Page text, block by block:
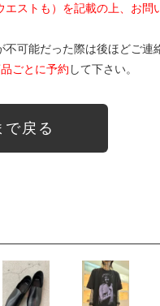
ストも）を記載の上、お問
可能だった際は後ほどご連
ごとに予約 して下さい。
で戻る